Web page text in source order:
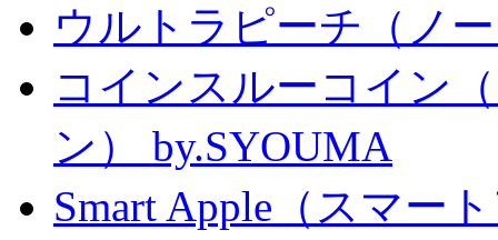
ウルトラピーチ（ノ
コインスルーコイン
ン） by.SYOUMA
Smart Apple（スマー